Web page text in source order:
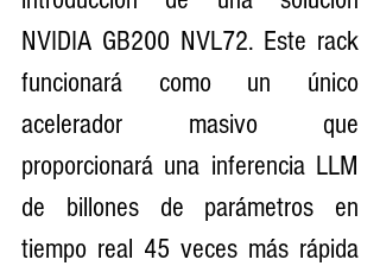
NVIDIA GB200 NVL72. Este rack
funcionará como un único
acelerador masivo que
proporcionará una inferencia LLM
de billones de parámetros en
tiempo real 45 veces más rápida